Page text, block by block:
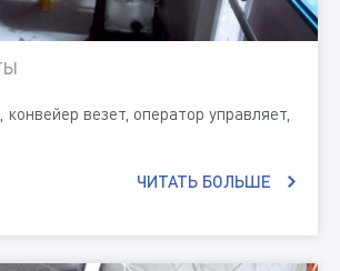
везет, оператор управляет,
ЧИТАТЬ БОЛЬШЕ